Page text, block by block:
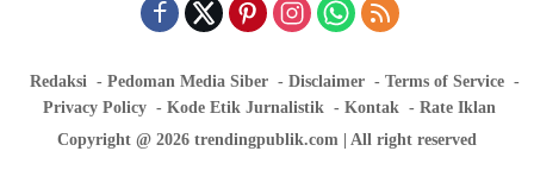
Redaksi Pedoman Media Siber Disclaimer
Terms of Service
Privacy Policy
Kode Etik Jurnalistik Kontak
Rate Iklan
Copyright @ 2026 trendingpublik.com | All right reserved